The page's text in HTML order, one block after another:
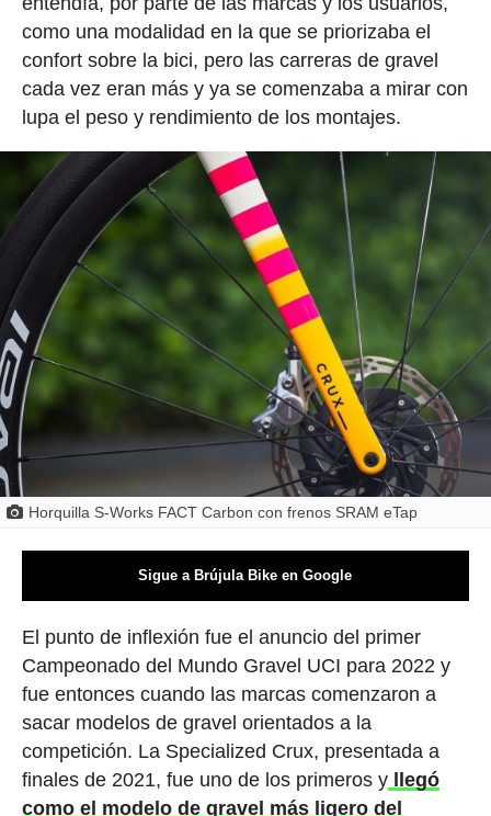
como una modalidad en la que se priorizaba el
confort sobre la bici, pero las carreras de gravel
cada vez eran más y ya se comenzaba a mirar con
lupa el peso y rendimiento de los montajes.
Horquilla S-Works FACT Carbon con frenos SRAM eTap
Sigue a Brújula Bike en Google
El punto de inflexión fue el anuncio del primer
Campeonado del Mundo Gravel UCI para 2022 y
fue entonces cuando las marcas comenzaron a
sacar modelos de gravel orientados a la
competición. La Specialized Crux, presentada a
finales de 2021, fue uno de los primeros yllegó
como el modelo de gravel más ligero del